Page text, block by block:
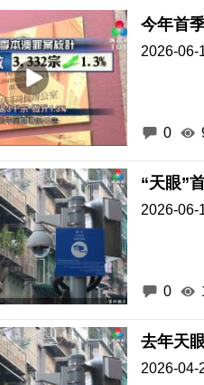
今年首
2026-06-
0
“天眼”
2026-06-
0
去年天
2026-04-